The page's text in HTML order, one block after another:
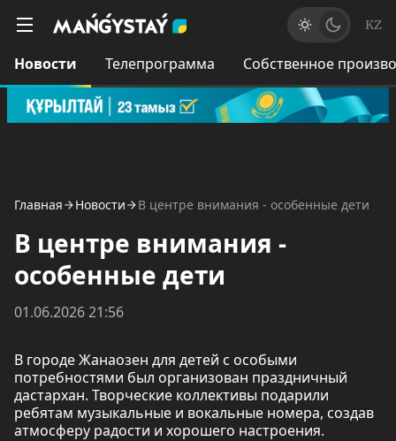
KZ
Новости Телепрограмма Собственное
Главная Новости В центре внимания - особенные дети
В центре внимания -
особенные дети
01.06.2026 21:56
В городе Жанаозен для детей с особыми
потребностями был организован праздничный
дастархан. Творческие коллективы подарили
ребятам музыкальные и вокальные номера, создав
атмосферу радости и хорошего настроения.